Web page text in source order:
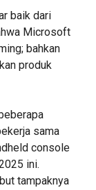
baik dari
Microsoft
bahkan
produk
sama
console
ini.
tampaknya